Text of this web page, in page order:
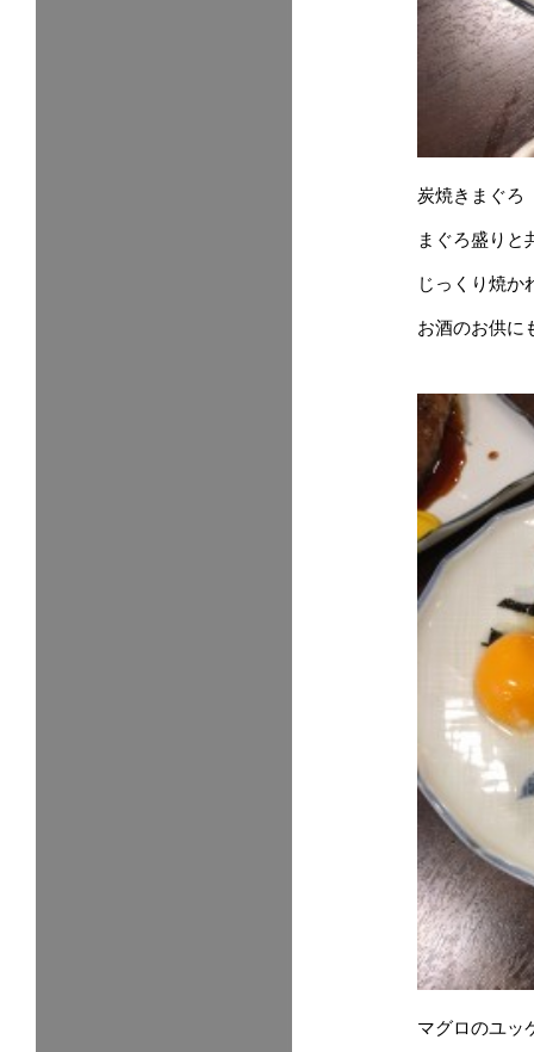
炭焼きまぐろ
まぐろ盛りと
じっくり焼か
お酒のお供に
マグロのユッ